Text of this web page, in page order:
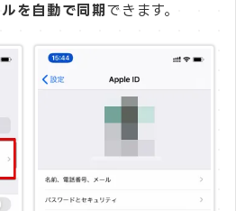
を自動で同期 できます。